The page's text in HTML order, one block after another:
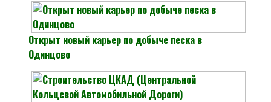
Открыт новый карьер по добыче песка в
Одинцово